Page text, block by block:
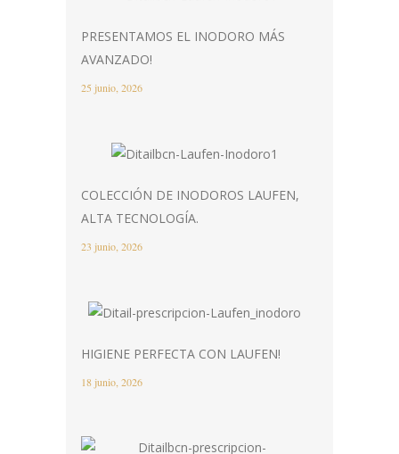
PRESENTAMOS EL INODORO MÁS
AVANZADO!
25 junio, 2026
COLECCIÓN DE INODOROS LAUFEN,
ALTA TECNOLOGÍA.
23 junio, 2026
HIGIENE PERFECTA CON LAUFEN!
18 junio, 2026